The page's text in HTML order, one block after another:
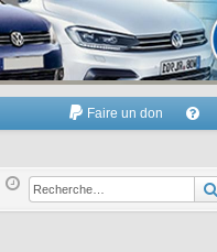
Faire un don
Q